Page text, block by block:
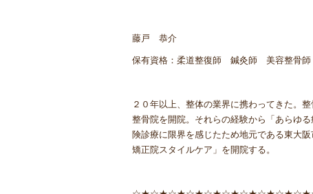
藤戸 恭介
保有資格：柔道整復師 鍼灸師 美容整骨師
２０年以上、整体の業界に携わってきた。
整骨院を開院。それらの経験から「あらゆ
険診療に限界を感じたため地元である東大
矯正院スタイルケア」を開院する。